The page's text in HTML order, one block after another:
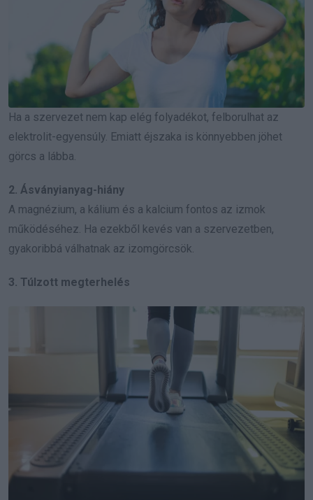
Ha a szervezet nem kap elég folyadékot, felborulhat az
elektrolit-egyensúly. Emiatt éjszaka is könnyebben jöhet
görcs a lábba.
2. Ásványianyag-hiány
A magnézium, a kálium és a kalcium fontos az izmok
működéséhez. Ha ezekből kevés van a szervezetben,
gyakoribbá válhatnak az izomgörcsök.
3. Túlzott megterhelés